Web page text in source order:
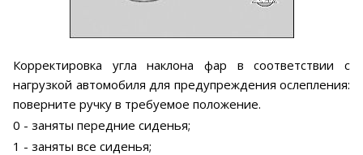
Корректировка угла наклона фар в соответствии с
нагрузкой автомобиля для предупреждения ослепления:
поверните ручку в требуемое положение.
0 - заняты передние сиденья;
1 - заняты все сиденья;